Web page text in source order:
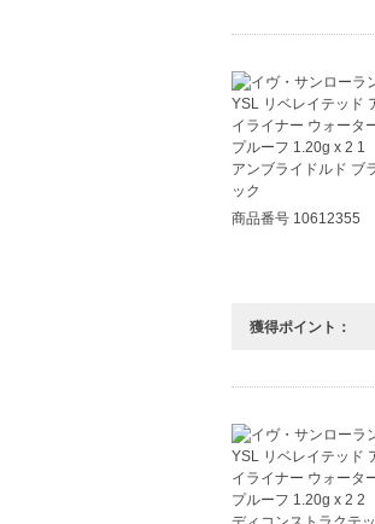
商品番号 10612355
獲得ポイント：